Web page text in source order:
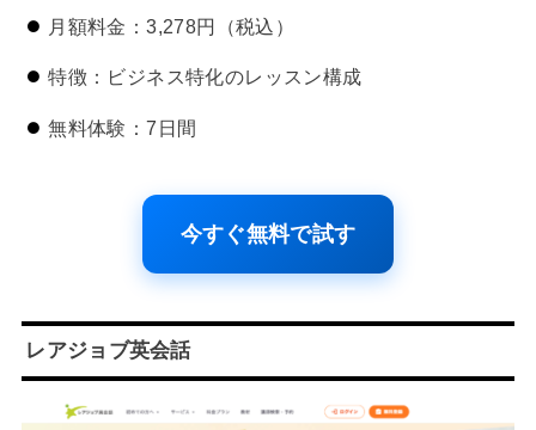
月額料金：3,278円（税込）
特徴：ビジネス特化のレッスン構成
無料体験：7日間
今すぐ無料で試す
レアジョブ英会話